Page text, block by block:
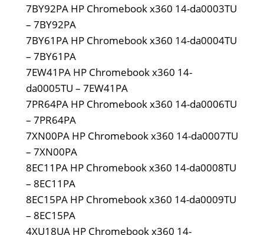
7BY92PA HP Chromebook x360 14-da0003TU
– 7BY92PA
7BY61PA HP Chromebook x360 14-da0004TU
– 7BY61PA
7EW41PA HP Chromebook x360 14-
da0005TU – 7EW41PA
7PR64PA HP Chromebook x360 14-da0006TU
– 7PR64PA
7XN00PA HP Chromebook x360 14-da0007TU
– 7XN00PA
8EC11PA HP Chromebook x360 14-da0008TU
– 8EC11PA
8EC15PA HP Chromebook x360 14-da0009TU
– 8EC15PA
4XU18UA HP Chromebook x360 14-